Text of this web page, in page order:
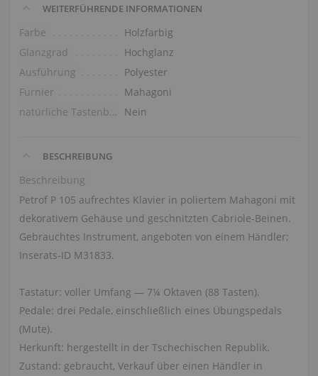
WEITERFÜHRENDE INFORMATIONEN
Farbe
Holzfarbig
Glanzgrad
Hochglanz
Ausführung
Polyester
Furnier
Mahagoni
natürliche Tastenbelag
Nein
BESCHREIBUNG
Beschreibung
Petrof P 105 aufrechtes Klavier in poliertem Mahagoni mit
dekorativem Gehäuse und geschnitzten Cabriole-Beinen.
Gebrauchtes Instrument, angeboten von einem Händler;
Inserats‑ID M31833.
Tastatur: voller Umfang — 7¼ Oktaven (88 Tasten).
Pedale: drei Pedale, einschließlich eines Übungspedals
(Mute).
Herkunft: hergestellt in der Tschechischen Republik.
Zustand: gebraucht, Verkauf über einen Händler in